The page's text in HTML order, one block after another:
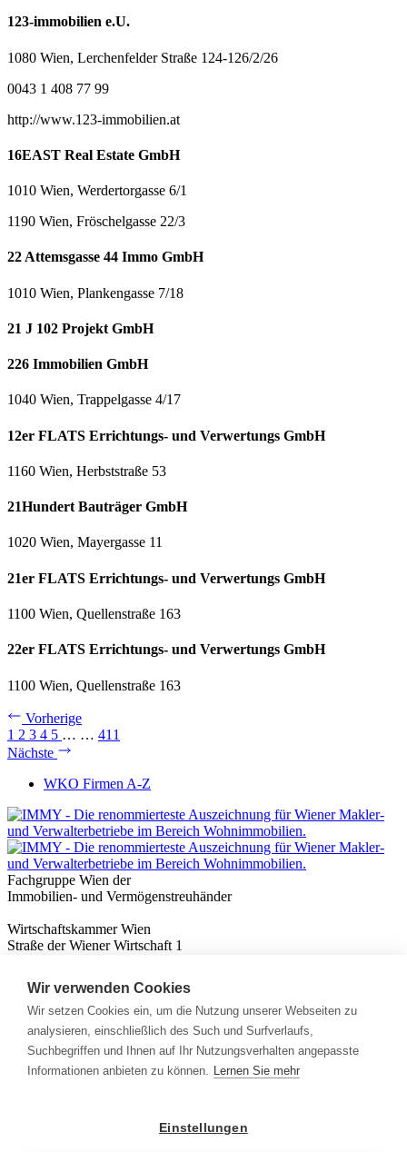
123-immobilien e.U.
1080 Wien, Lerchenfelder Straße 124-126/2/26
0043 1 408 77 99
http://www.123-immobilien.at
16EAST Real Estate GmbH
1010 Wien, Werdertorgasse 6/1
1190 Wien, Fröschelgasse 22/3
22 Attemsgasse 44 Immo GmbH
1010 Wien, Plankengasse 7/18
21 J 102 Projekt GmbH
226 Immobilien GmbH
1040 Wien, Trappelgasse 4/17
12er FLATS Errichtungs- und Verwertungs GmbH
1160 Wien, Herbststraße 53
21Hundert Bauträger GmbH
1020 Wien, Mayergasse 11
21er FLATS Errichtungs- und Verwertungs GmbH
1100 Wien, Quellenstraße 163
22er FLATS Errichtungs- und Verwertungs GmbH
1100 Wien, Quellenstraße 163
Vorherige
1 2 3 4 5 … … 411
Nächste
WKO Firmen A-Z
Fachgruppe Wien der
Immobilien- und Vermögenstreuhänder
Wirtschaftskammer Wien
Straße der Wiener Wirtschaft 1
Nützliches
Immobilienwissen
Formulare & Rechner
Expert:innen
Info
Wir verwenden Cookies
Wir setzen Cookies ein, um die Nutzung unserer Webseiten zu
analysieren, einschließlich des Such und Surfverlaufs,
Suchbegriffen und Ihnen auf Ihr Nutzungsverhalten angepasste
Informationen anbieten zu können. Lernen Sie mehr
Einstellungen